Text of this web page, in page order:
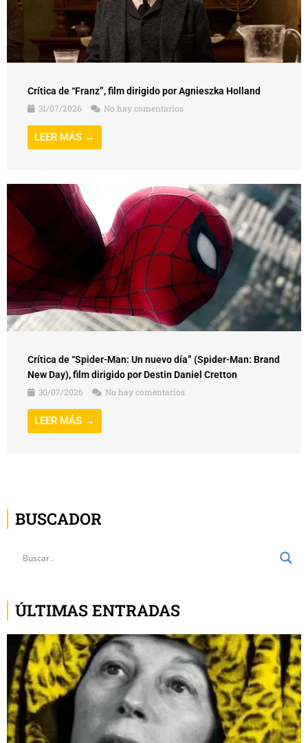
Crítica de “Franz”, film dirigido por Agnieszka Holland
31/07/2026
No hay comentarios
LEER MÁS →
Crítica de “Spider-Man: Un nuevo día” (Spider-Man: Brand
New Day), film dirigido por Destin Daniel Cretton
30/07/2026
No hay comentarios
LEER MÁS →
BUSCADOR
ÚLTIMAS ENTRADAS